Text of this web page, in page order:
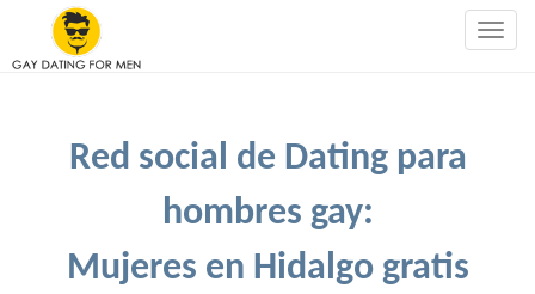
Red social de Dating para
hombres gay:
Mujeres en Hidalgo gratis